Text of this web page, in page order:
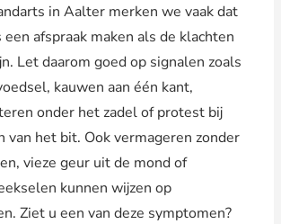
in Aalter merken we vaak dat
een afspraak maken als de klachten
Let daarom goed op signalen zoals
kauwen aan één kant,
onder het zadel of protest bij
van het bit. Ook vermageren zonder
vieze geur uit de mond of
kunnen wijzen op
Ziet u een van deze symptomen?